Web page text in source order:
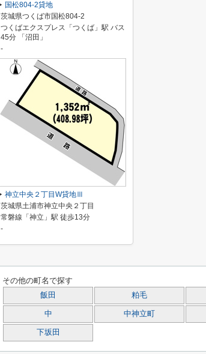
国松804-2貸地
茨城県つくば市国松804-2
つくばエクスプレス「つくば」駅 バス
45分 「沼田」
-
神立中央２丁目W貸地Ⅲ
茨城県土浦市神立中央２丁目
常磐線「神立」駅 徒歩13分
-
その他の町名で探す
飯田 粕毛
中 中神立町
下坂田